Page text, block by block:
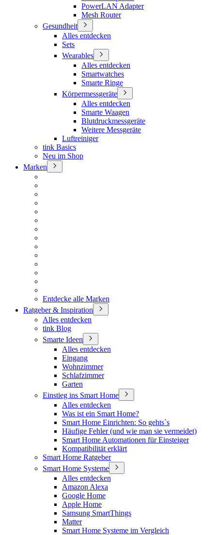
PowerLAN Adapter
Mesh Router
Gesundheit
Alles entdecken
Sets
Wearables
Alles entdecken
Smartwatches
Smarte Ringe
Körpermessgeräte
Alles entdecken
Smarte Waagen
Blutdruckmessgeräte
Weitere Messgeräte
Luftreiniger
tink Basics
Neu im Shop
Marken
Entdecke alle Marken
Ratgeber & Inspiration
Alles entdecken
tink Blog
Smarte Ideen
Alles entdecken
Eingang
Wohnzimmer
Schlafzimmer
Garten
Einstieg ins Smart Home
Alles entdecken
Was ist ein Smart Home?
Smart Home Einrichten: So gehts`s
Häufige Fehler (und wie man sie vermeidet)
Smart Home Automationen für Einsteiger
Kompatibilität erklärt
Smart Home Ratgeber
Smart Home Systeme
Alles entdecken
Amazon Alexa
Google Home
Apple Home
Samsung SmartThings
Matter
Smart Home Systeme im Vergleich